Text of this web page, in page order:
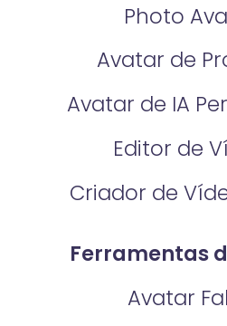
Photo
Avatar de
Avatar de IA
Editor de
Criador de
Ferramentas
Avatar